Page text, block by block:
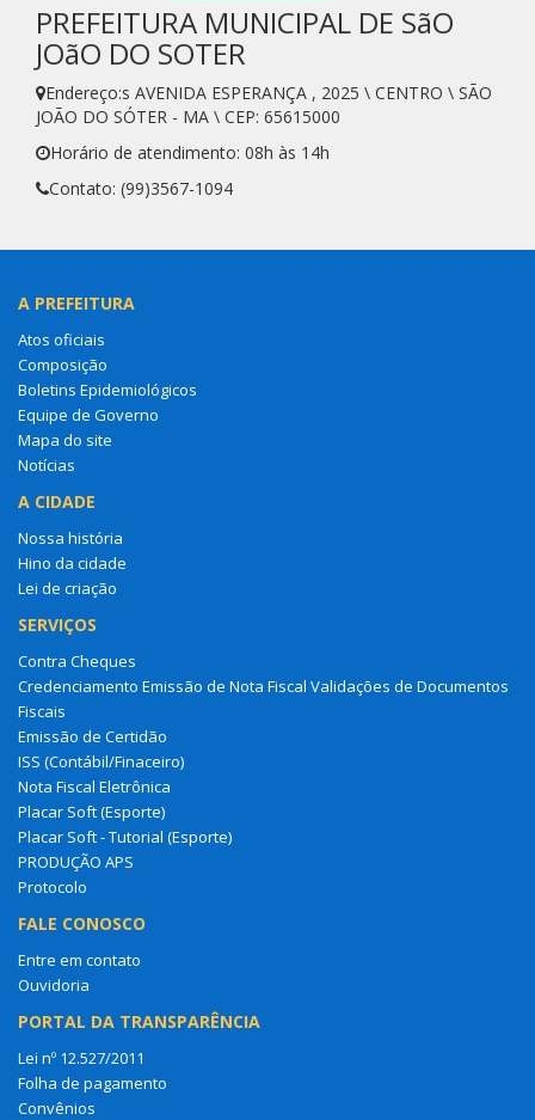
PREFEITURA MUNICIPAL DE SãO
JOãO DO SOTER
Endereço:s AVENIDA ESPERANÇA , 2025 \ CENTRO \ SÃO
JOÃO DO SÓTER - MA \ CEP: 65615000
Horário de atendimento: 08h às 14h
Contato: (99)3567-1094
A PREFEITURA
Atos oficiais
Composição
Boletins Epidemiológicos
Equipe de Governo
Mapa do site
Notícias
A CIDADE
Nossa história
Hino da cidade
Lei de criação
SERVIÇOS
Contra Cheques
Credenciamento Emissão de Nota Fiscal Validações de Documentos
Fiscais
Emissão de Certidão
ISS (Contábil/Finaceiro)
Nota Fiscal Eletrônica
Placar Soft (Esporte)
Placar Soft - Tutorial (Esporte)
PRODUÇÃO APS
Protocolo
FALE CONOSCO
Entre em contato
Ouvidoria
PORTAL DA TRANSPARÊNCIA
Lei nº 12.527/2011
Folha de pagamento
Convênios